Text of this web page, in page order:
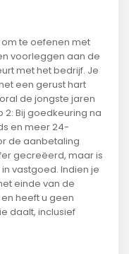
te oefenen met
voorleggen aan de
met het bedrijf. Je
een gerust hart
de jongste jaren
Bij goedkeuring na
en meer 24-
de aanbetaling
gecreëerd, maar is
vastgoed. Indien je
einde van de
heeft u geen
daalt, inclusief